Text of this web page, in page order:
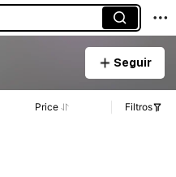
Seguir
Price Filtros